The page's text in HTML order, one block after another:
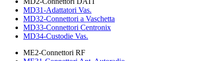
MD31-Adattatori Vas.
MD32-Connettori a Vaschetta
MD33-Connettori Centronix
MD34-Custodie Vas.
ME2-Connettori RF